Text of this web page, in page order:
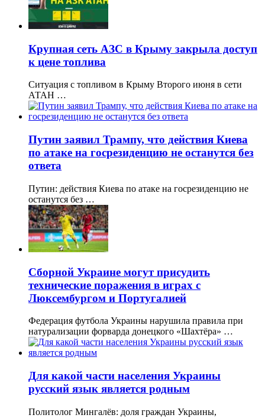
Крупная сеть АЗС в Крыму закрыла доступ
к цене топлива
Ситуация с топливом в Крыму Второго июня в сети
АТАН …
Путин заявил Трампу, что действия Киева
по атаке на госрезиденцию не останутся без
ответа
Путин: действия Киева по атаке на госрезиденцию не
останутся без …
Сборной Украине могут присудить
технические поражения в играх с
Люксембургом и Португалией
Федерация футбола Украины нарушила правила при
натурализации форварда донецкого «Шахтёра» …
Для какой части населения Украины
русский язык является родным
Политолог Мингалёв: доля граждан Украины,